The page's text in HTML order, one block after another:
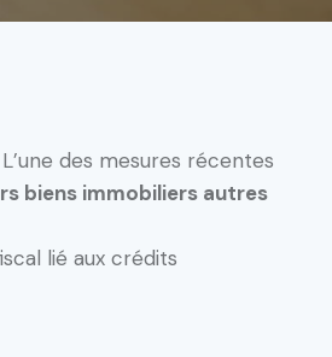
des mesures récentes
biens immobiliers autres
lié aux crédits